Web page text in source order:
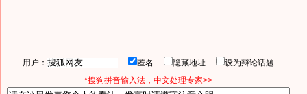
用户： 匿名 隐藏地址
设为辩论话题
*搜狗拼音输入法，中文处理专家>>